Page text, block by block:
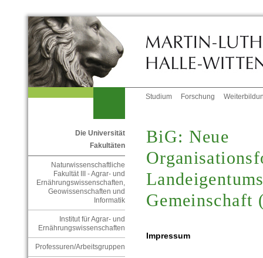
Studium Forschung
Die Universität
Fakultäten
Naturwissenschaftliche
Fakultät III - Agrar- und
Ernährungswissenschaften,
Geowissenschaften und
Informatik
Institut für Agrar- und
Ernährungswissenschaften
Professuren/Arbeitsgruppen
BiG: Neue
Gemeinschaft
Impressum